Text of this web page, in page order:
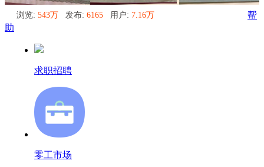
浏览: 543万 发布: 6165 用户: 7.16万
帮
助
求职招聘
零工市场